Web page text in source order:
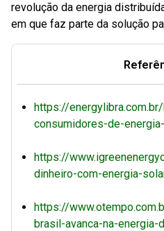
revolução da energia
em que faz parte da solução
https://
consumidores-de-
https://
dinheiro-com-energia-
https://
brasil-avanca-na-energia-